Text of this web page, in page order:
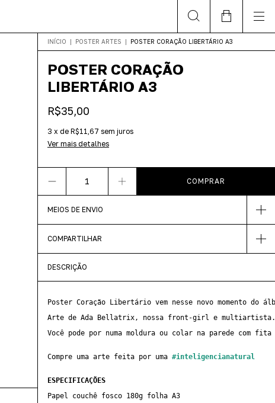
INÍCIO | POSTER ARTES | POSTER CORAÇÃO LIBERTÁRIO A3
POSTER CORAÇÃO
LIBERTÁRIO A3
R$35,00
3 x de R$11,67 sem juros
Ver mais detalhes
MEIOS DE ENVIO
COMPARTILHAR
DESCRIÇÃO
Poster Coração Libertário vem nesse novo momento do
Arte de Ada Bellatrix, nossa front-girl e multiartista.
Você pode por numa moldura ou colar na parede com fita
Compre uma arte feita por uma #inteligencianatural
ESPECIFICAÇÕES
Papel couchê fosco 180g folha A3